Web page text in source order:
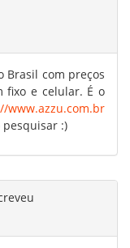
Brasil com preços
fixo e celular. É o
www.azzu.com.br
pesquisar :)